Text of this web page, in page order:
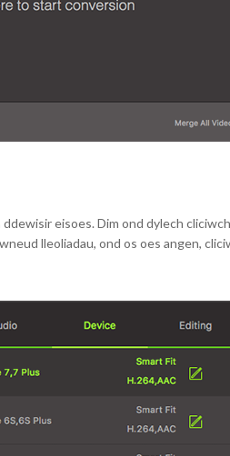
eisoes. Dim ond dylech
lleoliadau, ond os oes angen,